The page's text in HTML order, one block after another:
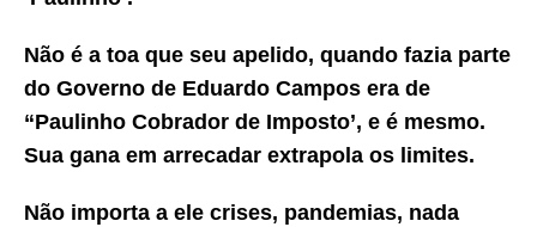
Não é a toa que seu apelido, quando fazia parte
do Governo de Eduardo Campos era de
“Paulinho Cobrador de Imposto’, e é mesmo.
Sua gana em arrecadar extrapola os limites.
Não importa a ele crises, pandemias, nada